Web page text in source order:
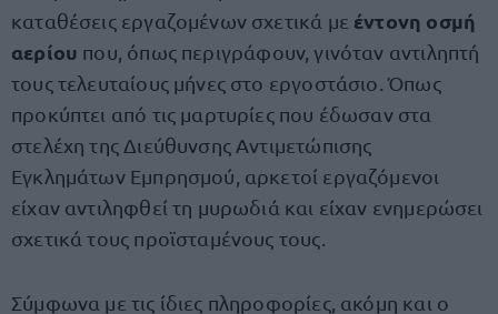
καταθέσεις εργαζομένων σχετικά με έντονη οσμή
αερίου που, όπως περιγράφουν, γινόταν αντιληπτή
τους τελευταίους μήνες στο εργοστάσιο. Όπως
προκύπτει από τις μαρτυρίες που έδωσαν στα
στελέχη της Διεύθυνσης Αντιμετώπισης
Εγκλημάτων Εμπρησμού, αρκετοί εργαζόμενοι
είχαν αντιληφθεί τη μυρωδιά και είχαν ενημερώσει
σχετικά τους προϊσταμένους τους.
Σύμφωνα με τις ίδιες πληροφορίες, ακόμη και ο